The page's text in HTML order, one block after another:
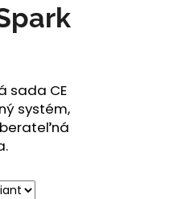
sada CE
systém,